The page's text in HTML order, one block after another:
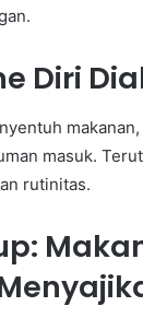
Diri
masuk.
rutinitas.